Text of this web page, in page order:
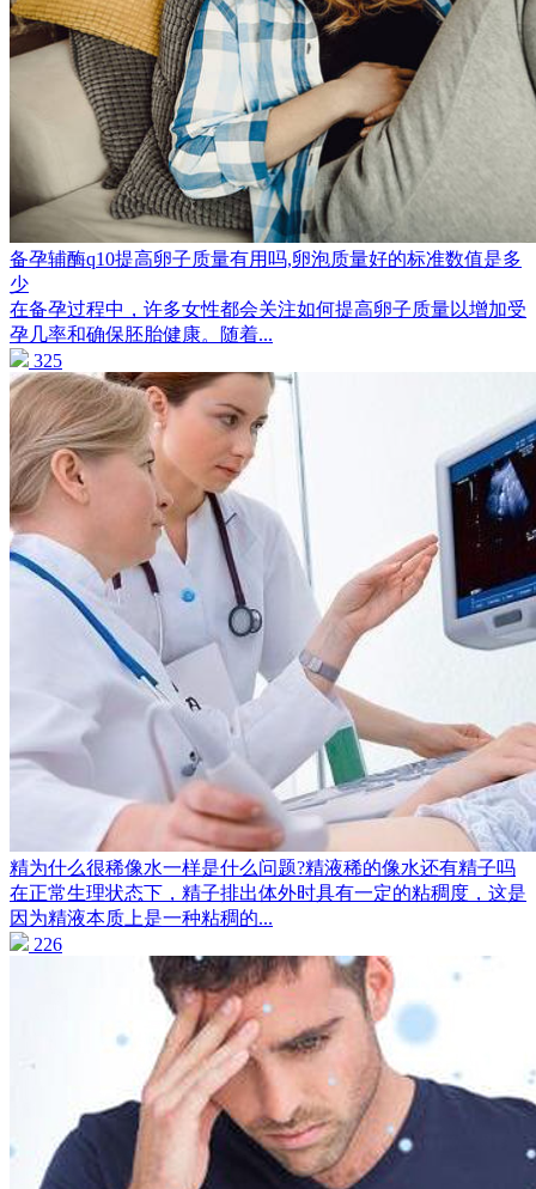
备孕辅酶q10提高卵子质量有用吗,卵泡质量好的标准数值是多
少
在备孕过程中，许多女性都会关注如何提高卵子质量以增加受
孕几率和确保胚胎健康。随着...
325
精为什么很稀像水一样是什么问题?精液稀的像水还有精子吗
在正常生理状态下，精子排出体外时具有一定的粘稠度，这是
因为精液本质上是一种粘稠的...
226